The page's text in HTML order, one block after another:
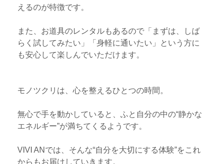
えるのが特徴です。
また、お道具のレンタルもあるので「まずは、しば
らく試してみたい」「身軽に通いたい」という方に
も安心して楽しんでいただけます。
モノツクリは、心を整えるひとつの時間。
無心で手を動かしていると、ふと自分の中の“静かな
エネルギー”が満ちてくるようです。
VIVI ANでは、そんな“自分を大切にする体験”をこれ
からもお届けしていきます。